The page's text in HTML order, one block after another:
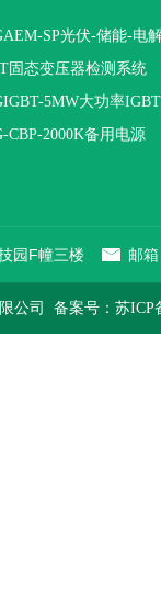
SP光伏-储能-电
测试平台
固态变压器检测系统
5MW大功率
CBP-2000K备用电源
园F幢三楼 邮
公司 备案号：苏ICP